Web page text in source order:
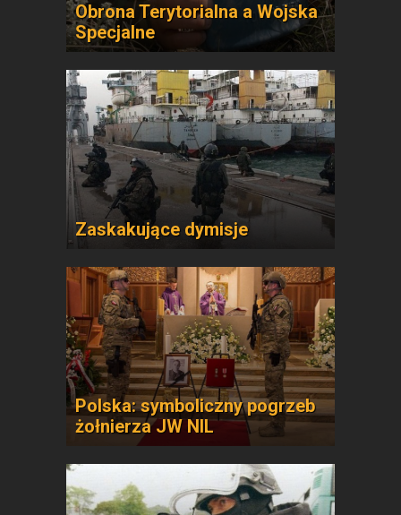
Obrona Terytorialna a Wojska
Specjalne
Zaskakujące dymisje
Polska: symboliczny pogrzeb
żołnierza JW NIL